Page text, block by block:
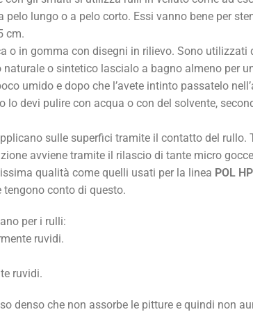
pelo lungo o a pelo corto. Essi vanno bene per
cm.
o in gomma con disegni in rilievo. Sono
naturale o sintetico lascialo a bagno almeno per
umido e dopo che l’avete intinto passatelo
lo devi pulire con acqua o con del solvente,
sulle superfici tramite il contatto del
avviene tramite il rilascio di tante micro
qualità come quelli usati per la linea POL HP
conto di questo.
per i rulli:
ruvidi.
ruvidi.
denso che non assorbe le pitture e quindi non